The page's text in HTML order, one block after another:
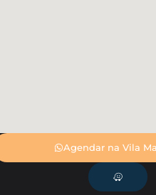
Agendar na Vila